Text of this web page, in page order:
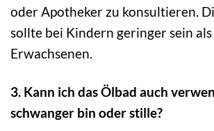
oder Apotheker zu konsultieren.
sollte bei Kindern geringer sein als
Erwachsenen.
3. Kann ich das Ölbad auch
schwanger bin oder stille?